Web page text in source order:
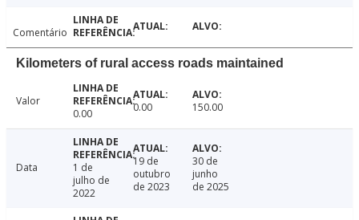
Comentário
Kilometers of rural access roads maintained
Valor
0.00
0.00 150.00
Data
1 de
julho de
2022
19 de
outubro
de 2023
30 de
junho
de 2025